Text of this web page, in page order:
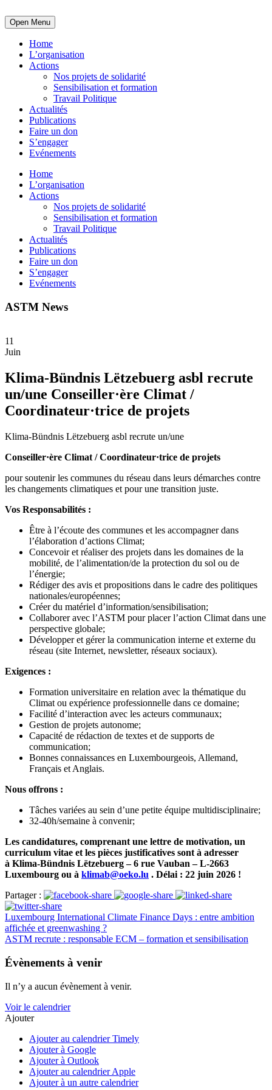
Open Menu
Home
L’organisation
Actions
Nos projets de solidarité
Sensibilisation et formation
Travail Politique
Actualités
Publications
Faire un don
S’engager
Evénements
Home
L’organisation
Actions
Nos projets de solidarité
Sensibilisation et formation
Travail Politique
Actualités
Publications
Faire un don
S’engager
Evénements
ASTM News
11
Juin
Klima-Bündnis Lëtzebuerg asbl recrute
un/une Conseiller·ère Climat /
Coordinateur·trice de projets
Klima-Bündnis Lëtzebuerg asbl recrute un/une
Conseiller·ère Climat / Coordinateur·trice de projets
pour soutenir les communes du réseau dans leurs démarches contre
les changements climatiques et pour une transition juste.
Vos Responsabilités :
Être à l’écoute des communes et les accompagner dans
l’élaboration d’actions Climat;
Concevoir et réaliser des projets dans les domaines de la
mobilité, de l’alimentation/de la protection du sol ou de
l’énergie;
Rédiger des avis et propositions dans le cadre des politiques
nationales/européennes;
Créer du matériel d’information/sensibilisation;
Collaborer avec l’ASTM pour placer l’action Climat dans une
perspective globale;
Développer et gérer la communication interne et externe du
réseau (site Internet, newsletter, réseaux sociaux).
Exigences :
Formation universitaire en relation avec la thématique du
Climat ou expérience professionnelle dans ce domaine;
Facilité d’interaction avec les acteurs communaux;
Gestion de projets autonome;
Capacité de rédaction de textes et de supports de
communication;
Bonnes connaissances en Luxembourgeois, Allemand,
Français et Anglais.
Nous offrons :
Tâches variées au sein d’une petite équipe multidisciplinaire;
32-40h/semaine à convenir;
Les candidatures, comprenant une lettre de motivation, un
curriculum vitae et les pièces justificatives sont à adresser
à Klima-Bündnis Lëtzebuerg – 6 rue Vauban – L-2663
Luxembourg ou à klimab@oeko.lu . Délai : 22 juin 2026 !
Partager :
Luxembourg International Climate Finance Days : entre ambition
affichée et greenwashing ?
ASTM recrute : responsable ECM – formation et sensibilisation
Évènements à venir
Il n’y a aucun évènement à venir.
Voir le calendrier
Ajouter
Ajouter au calendrier Timely
Ajouter à Google
Ajouter à Outlook
Ajouter au calendrier Apple
Ajouter à un autre calendrier